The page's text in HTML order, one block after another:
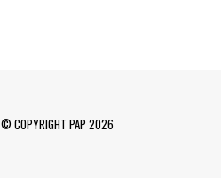
© COPYRIGHT PAP 2026